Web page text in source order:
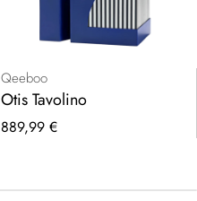
Qeeboo
Otis Tavolino
889,99 €